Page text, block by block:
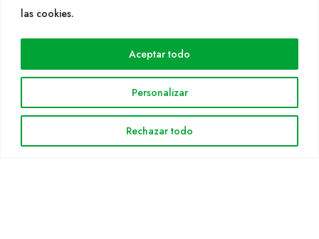
las cookies.
Personalizar
Rechazar todo
Aceptar todo
Áreas de trabajo
Noticias